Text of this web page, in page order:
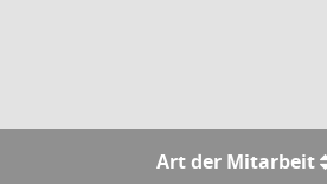
Art der Mitarbeit